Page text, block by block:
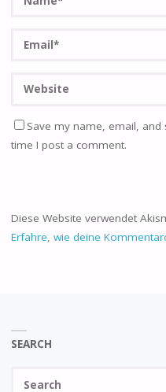
Save my name, email,
time I post a comment.
Diese Website verwendet
Erfahre, wie deine
SEARCH